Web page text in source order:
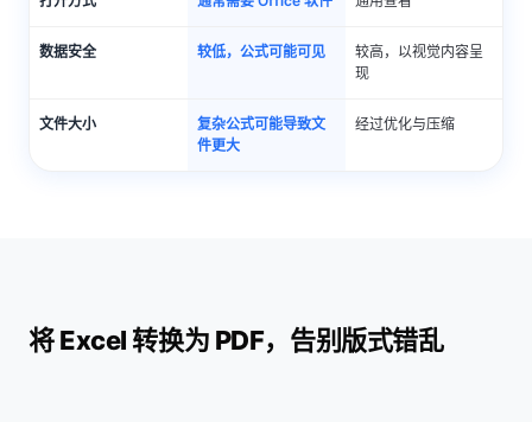
数据安全 较低，公式可能可见
较高，以视觉内容呈
现
文件大小
复杂公式可能导致文
件更大
经过优化与压缩
将 Excel 转换为 PDF，告别版式错乱